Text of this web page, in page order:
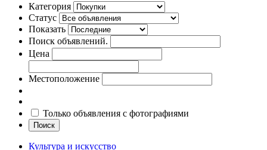
Категория
Статус
Показать
Поиск объявлений.
Цена
Местоположение
Только объявления с фотографиями
Поиск
Культура и искусство